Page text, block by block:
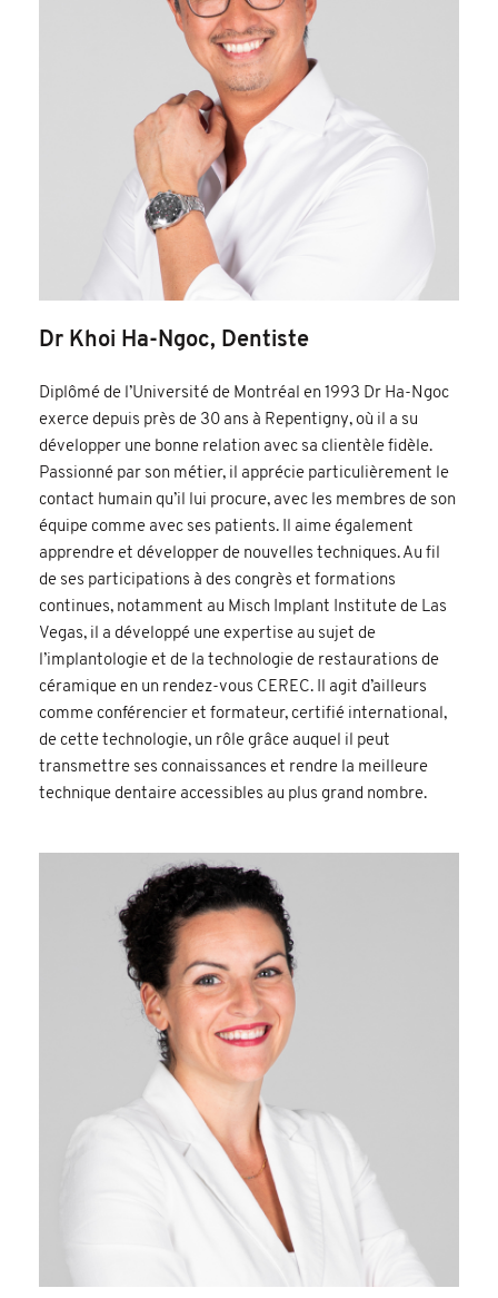
Dr Khoi Ha-Ngoc, Dentiste
Diplômé de l’Université de Montréal en 1993 Dr Ha-Ngoc
exerce depuis près de 30 ans à Repentigny, où il a su
développer une bonne relation avec sa clientèle fidèle.
Passionné par son métier, il apprécie particulièrement le
contact humain qu’il lui procure, avec les membres de son
équipe comme avec ses patients. Il aime également
apprendre et développer de nouvelles techniques. Au fil
de ses participations à des congrès et formations
continues, notamment au Misch Implant Institute de Las
Vegas, il a développé une expertise au sujet de
l’implantologie et de la technologie de restaurations de
céramique en un rendez-vous CEREC. Il agit d’ailleurs
comme conférencier et formateur, certifié international,
de cette technologie, un rôle grâce auquel il peut
transmettre ses connaissances et rendre la meilleure
technique dentaire accessibles au plus grand nombre.